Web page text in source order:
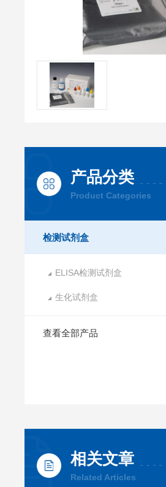
产品分类
Product Categories
检测试剂盒
ELISA检测试剂盒
生化试剂盒
查看全部产品
相关文章
Related Articles